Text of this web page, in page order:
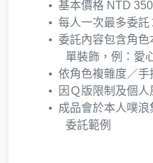
基本價格 NTD
每人一次最多委託
委託內容包含角
單裝飾，例：愛
依角色複雜度／
因Ｑ版限制及個
成品會於本人噗
委託範例